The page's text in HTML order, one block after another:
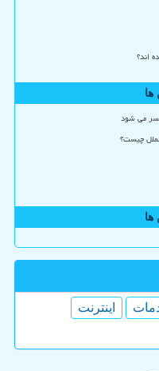
اند؟
ها
می شود
ها
اینترنت